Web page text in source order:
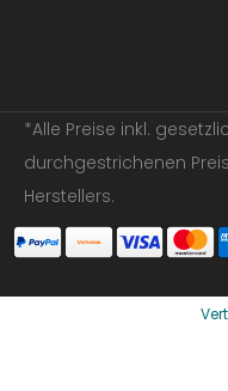
*Alle Preise inkl.
durchgestrichenen
Herstellers.